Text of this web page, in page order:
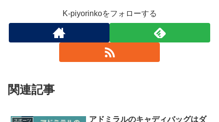
K-piyorinkoをフォローする
関連記事
スポーツ
アドミラルのキャディバッグはダ